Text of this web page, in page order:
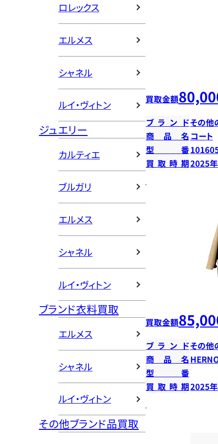
ロレックス
エルメス
シャネル
ルイ・ヴィトン
ジュエリー
カルティエ
ブルガリ
エルメス
シャネル
ルイ・ヴィトン
ブランド衣料買取
エルメス
シャネル
ルイ・ヴィトン
その他ブランド品買取
買取金額
ブランドその他
商品名 コート
型番
買取時期2025
買取金額
ブランドその他
商品名
型番
買取時期2025